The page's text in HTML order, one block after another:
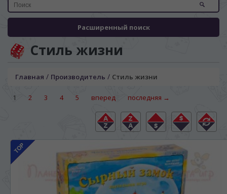
Расширенный поиск
Стиль жизни
Главная / Производитель / Стиль жизни
1 2 3 4 5 вперед последняя →